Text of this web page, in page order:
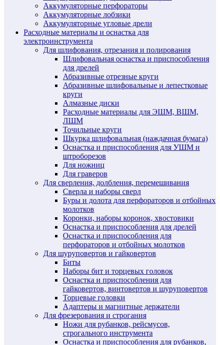
Аккумуляторные перфораторы
Аккумуляторные лобзики
Аккумуляторные угловые дрели
Расходные материалы и оснастка для
электроинструмента
Для шлифования, отрезания и полирования
Шлифовальная оснастка и приспособления
для дрелей
Абразивные отрезные круги
Абразивные шлифовальные и лепестковые
круги
Алмазные диски
Расходные материалы для ЭШМ, ВШМ,
ЛШМ
Точильные круги
Шкурка шлифовальная (наждачная бумага)
Оснастка и приспособления для УШМ и
штроборезов
Для ножниц
Для граверов
Для сверления, долбления, перемешивания
Сверла и наборы сверл
Буры и долота для перфораторов и отбойных
молотков
Коронки, наборы коронок, хвостовики
Оснастка и приспособления для дрелей
Оснастка и приспособления для
перфораторов и отбойных молотков
Для шуруповертов и гайковертов
Биты
Наборы бит и торцевых головок
Оснастка и приспособления для
гайковертов, винтовертов и шуруповертов
Торцевые головки
Адаптеры и магнитные держатели
Для фрезерования и строгания
Ножи для рубанков, рейсмусов,
строгального инструмента
Оснастка и приспособления для рубанков,